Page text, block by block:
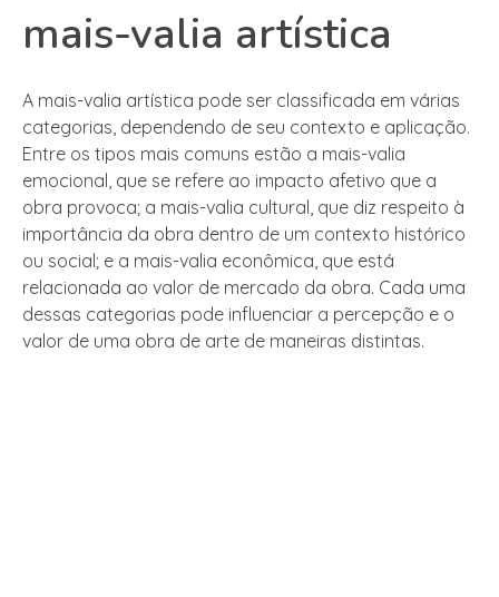
mais-valia artística
A mais-valia artística pode ser classificada em várias
categorias, dependendo de seu contexto e aplicação.
Entre os tipos mais comuns estão a mais-valia
emocional, que se refere ao impacto afetivo que a
obra provoca; a mais-valia cultural, que diz respeito à
importância da obra dentro de um contexto histórico
ou social; e a mais-valia econômica, que está
relacionada ao valor de mercado da obra. Cada uma
dessas categorias pode influenciar a percepção e o
valor de uma obra de arte de maneiras distintas.